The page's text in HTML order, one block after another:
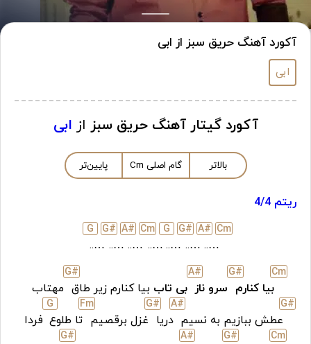
آکورد آهنگ حریق سبز از ابی
ابی
آکورد گیتار آهنگ حریق سبز از ابی
بالاتر گام اصلی Cm پایین‌تر
ریتم 4/4
Cm
…..
A#
…..
G#
…..
G
…..
Cm
…..
A#
…..
G#
…..
G
Cm
بیا کنارم
G#
سرو ناز
A#
بی تاب بیا کنارم زیر طاق
G#
مهتاب
G#
عطش ببازیم به نسیم
A#
دریا
G#
غزل برقصیم
Fm
تا طلوع
G
فردا
Cm
G#
A#
G#